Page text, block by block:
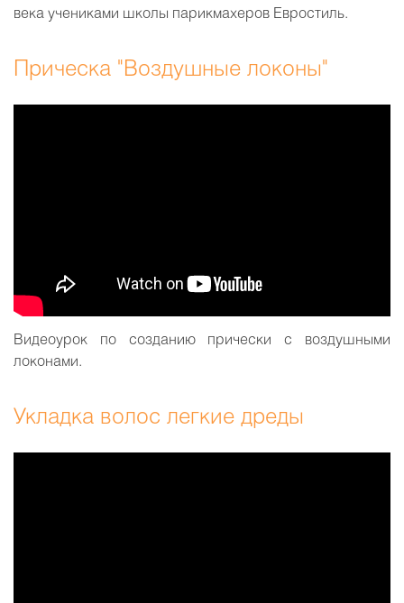
века учениками школы парикмахеров Евростиль.
Прическа "Воздушные локоны"
Видеоурок по созданию прически с воздушными
локонами.
Укладка волос легкие дреды